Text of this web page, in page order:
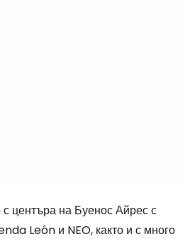
центъра на Буенос Айрес с
León и NEO, както и с много